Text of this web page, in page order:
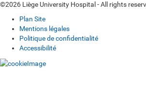
©2026 Liège University Hospital - All rights
Plan Site
Mentions légales
Politique de confidentialité
Accessibilité